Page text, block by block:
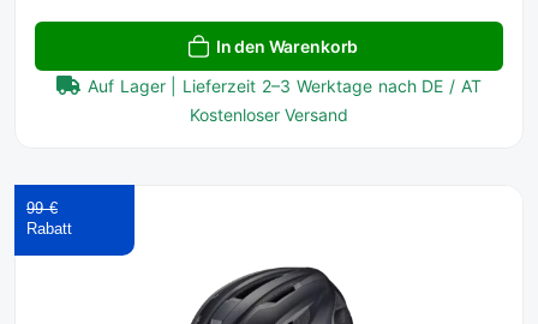
In den Warenkorb
Auf Lager | Lieferzeit 2–3 Werktage nach DE / AT
Kostenloser Versand
99 €